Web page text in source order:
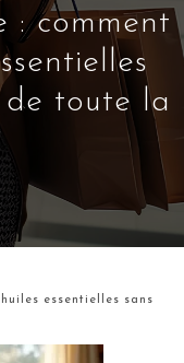
: comment
toute la
essentielles sans